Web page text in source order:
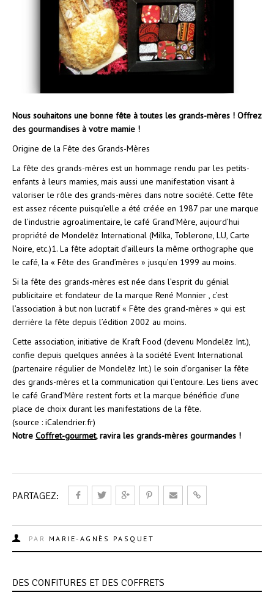
Nous souhaitons une bonne fête à toutes les grands-mères ! Offrez
des gourmandises à votre mamie !
Origine de la Fête des Grands-Mères
La fête des grands-mères est un hommage rendu par les petits-
enfants à leurs mamies, mais aussi une manifestation visant à
valoriser le rôle des grands-mères dans notre société. Cette fête
est assez récente puisqu’elle a été créée en 1987 par une marque
de l’industrie agroalimentaire, le café Grand’Mère, aujourd’hui
propriété de Mondelēz International (Milka, Toblerone, LU, Carte
Noire, etc.)1. La fête adoptait d’ailleurs la même orthographe que
le café, la « Fête des Grand’mères » jusqu’en 1999 au moins.
Si la fête des grands-mères est née dans l’esprit du génial
publicitaire et fondateur de la marque René Monnier , c’est
l’association à but non lucratif « Fête des grand-mères » qui est
derrière la fête depuis l’édition 2002 au moins.
Cette association, initiative de Kraft Food (devenu Mondelēz Int.),
confie depuis quelques années à la société Event International
(partenaire régulier de Mondelēz Int.) le soin d’organiser la fête
des grands-mères et la communication qui l’entoure. Les liens avec
le café Grand’Mère restent forts et la marque bénéficie d’une
place de choix durant les manifestations de la fête.
(source : iCalendrier.fr)
Notre Coffret-gourmet, ravira les grands-mères gourmandes !
PARTAGEZ:
PAR MARIE-AGNÈS PASQUET
DES CONFITURES ET DES COFFRETS